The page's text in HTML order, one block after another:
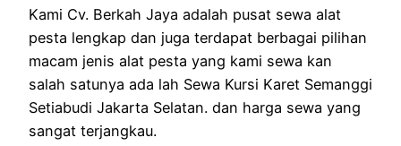
Kami Cv. Berkah Jaya adalah pusat sewa alat
pesta lengkap dan juga terdapat berbagai pilihan
macam jenis alat pesta yang kami sewa kan
salah satunya ada lah Sewa Kursi Karet Semanggi
Setiabudi Jakarta Selatan. dan harga sewa yang
sangat terjangkau.